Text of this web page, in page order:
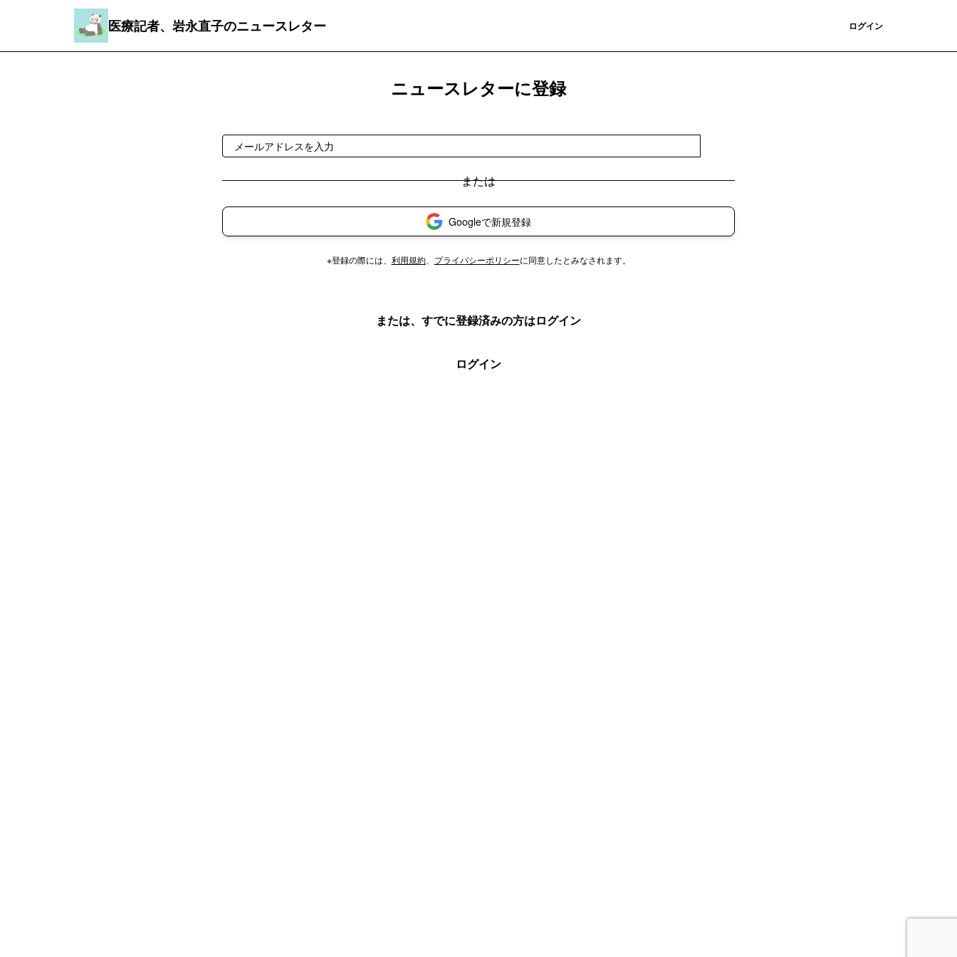
医療記者、岩永直子のニュースレター ログイン
ニュースレターに登録
Googleで新規登録
※登録の際には、 利用規約、 プライバシーポリシーに同意したとみなされます。
または、すでに登録済みの方はログイン
ログイン